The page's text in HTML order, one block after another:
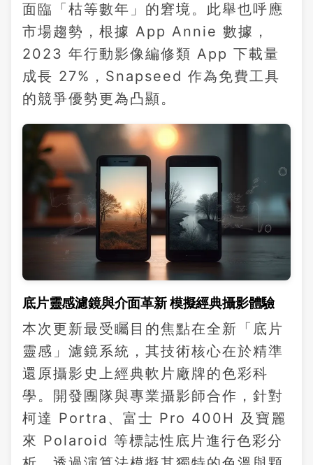
面臨「枯等數年」的窘境。此舉也呼應
市場趨勢，根據 App Annie 數據，
2023 年行動影像編修類 App 下載量
成長 27%，Snapseed 作為免費工具
的競爭優勢更為凸顯。
底片靈感濾鏡與介面革新 模擬經典攝影體驗
本次更新最受矚目的焦點在全新「底片
靈感」濾鏡系統，其技術核心在於精準
還原攝影史上經典軟片廠牌的色彩科
學。開發團隊與專業攝影師合作，針對
柯達 Portra、富士 Pro 400H 及寶麗
來 Polaroid 等標誌性底片進行色彩分